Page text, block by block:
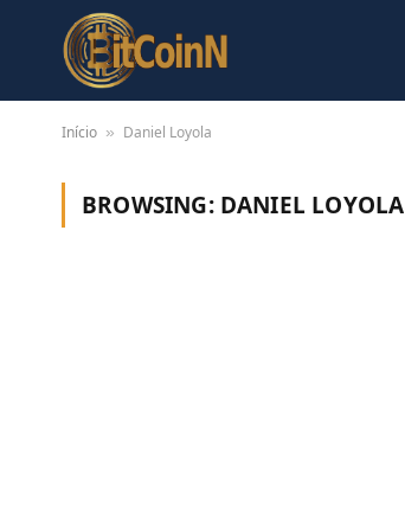
Início » Daniel Loyola
BROWSING: DANIEL LOYOLA